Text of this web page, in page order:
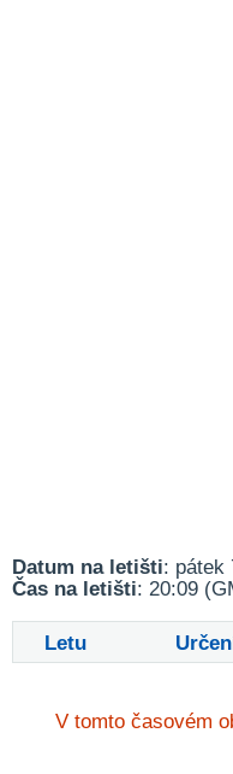
Datum na letišti: pátek
Čas na letišti: 20:09
Letu
V tomto časovém